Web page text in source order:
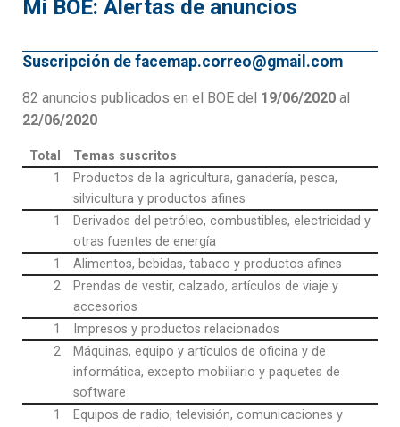
Mi BOE: Alertas de anuncios
Suscripción de facemap.correo@gmail.com
82 anuncios publicados en el BOE del 19/06/2020 al
22/06/2020
Total
Temas suscritos
1
Productos de la agricultura, ganadería, pesca,
silvicultura y productos afines
1
Derivados del petróleo, combustibles, electricidad y
otras fuentes de energía
1
Alimentos, bebidas, tabaco y productos afines
2
Prendas de vestir, calzado, artículos de viaje y
accesorios
1
Impresos y productos relacionados
2
Máquinas, equipo y artículos de oficina y de
informática, excepto mobiliario y paquetes de
software
1
Equipos de radio, televisión, comunicaciones y